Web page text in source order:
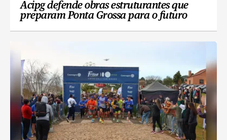
Acipg defende obras estruturantes que
preparam Ponta Grossa para o futuro